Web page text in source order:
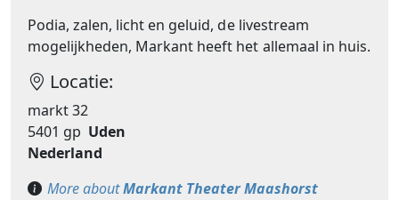
Podia, zalen, licht en geluid, de livestream
mogelijkheden, Markant heeft het allemaal in huis.
Locatie:
markt 32
5401 gp Uden
Nederland
More aboutMarkant Theater Maashorst